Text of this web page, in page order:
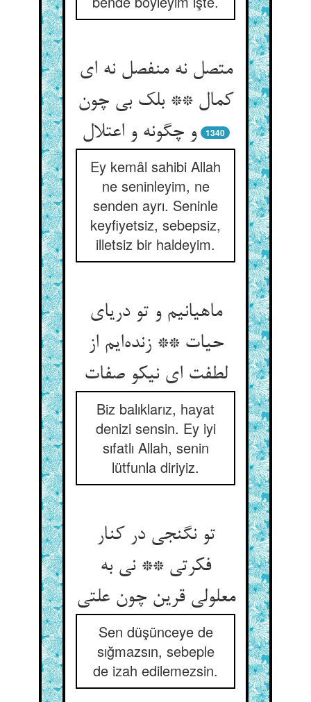
متصل نه منفصل نه ای
کمال ** بلک بی چون
و چگونه و اعتلال
1340
Ey kemâl sahibi Allah
ne seninleyim, ne
senden ayrı. Seninle
keyfiyetsiz, sebepsiz,
illetsiz bir haldeyim.
ماهیانیم و تو دریای
حیات ** زنده‌ایم از
لطفت ای نیکو صفات
Biz balıklarız, hayat
denizi sensin. Ey iyi
sıfatlı Allah, senin
lütfunla diriyiz.
تو نگنجی در کنار
فکرتی ** نی به
معلولی قرین چون علتی
Sen düşünceye de
sığmazsın, sebeple
de izah edilemezsin.